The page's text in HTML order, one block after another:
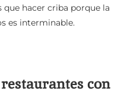
que hacer criba porque la
es interminable.
con